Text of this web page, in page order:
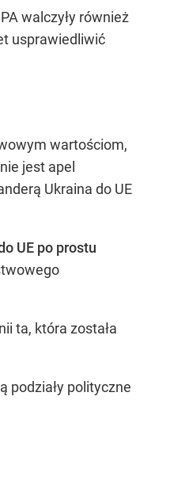
walczyły również
usprawiedliwić
wartościom,
jest apel
Ukraina do UE
UE po prostu
ta, która została
podziały polityczne